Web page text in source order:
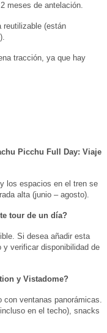
meses de antelación.
reutilizable (están
tracción, ya que hay
Picchu Full Day: Viaje
los espacios en el tren se
alta (junio – agosto).
tour de un día?
Si desea añadir esta
y verificar disponibilidad de
y Vistadome?
ventanas panorámicas.
en el techo), snacks